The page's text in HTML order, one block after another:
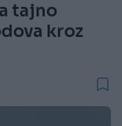
tajno
kroz